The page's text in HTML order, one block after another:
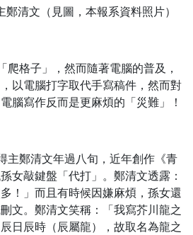
清文（見圖，本報系資料照片）
格子」，然而隨著電腦的普及，
以電腦打字取代手寫稿件，然而對
腦寫作反而是更麻煩的「災難」！
鄭清文年過八旬，近年創作《青
女敲鍵盤「代打」。鄭清文透露：
！」而且有時候因嫌麻煩，孫女還
文。鄭清文笑稱：「我寫芥川龍之
日辰時（辰屬龍），故取名為龍之